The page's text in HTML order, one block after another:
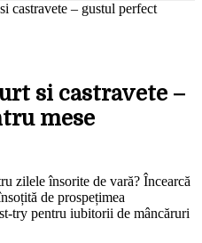
castravete – gustul perfect
si castravete –
mese
zilele însorite de vară? Încearcă
de prospețimea
try pentru iubitorii de mâncăruri